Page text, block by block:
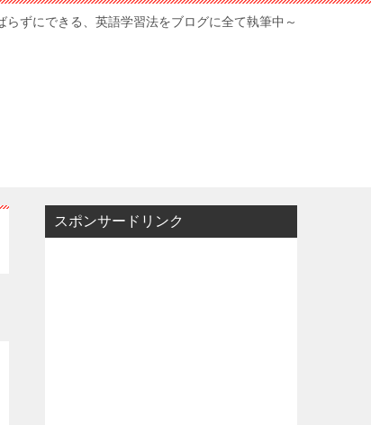
らずにできる、英語学習法をブログに全て執筆中～
スポンサードリンク